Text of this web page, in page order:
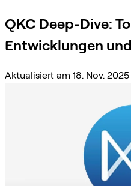
QKC Deep-Dive:
Entwicklungen
Aktualisiert am 18. Nov. 2025